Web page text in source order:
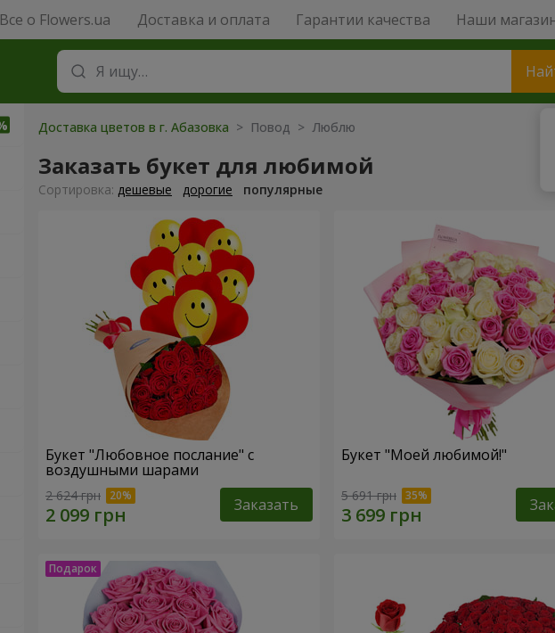
Все о Flowers.ua Доставка и оплата Гарантии качества Наши
Доставка цветов в г. Абазовка > Повод > Люблю
Заказать букет для любимой
Cортировка: дешевые дорогие популярные
Букет "Любовное послание" с
воздушными шарами
2 624 грн Заказать
Букет "Моей любимой!"
5 691 грн